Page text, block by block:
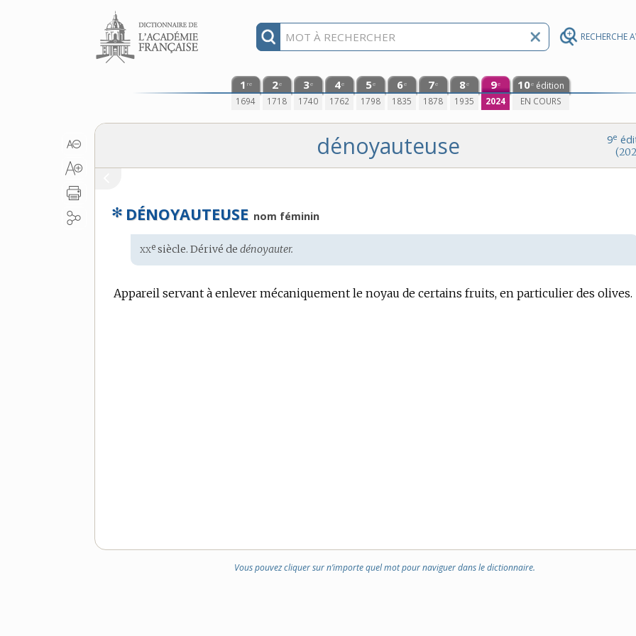
RECHERCHE
Aller au contenu
1 re
1694
2e
1718
3e
1740
4e
1762
5e
1798
6e
1835
7e
1878
8e
1935
9e
2024
10e édition
EN COURS
9e
dénoyauteuse
✻ DÉNOYAUTEUSE nom féminin
Étymologie
:
xxe siècle. Dérivé dedénoyauter.
Appareil servant à enlever mécaniquement le noyau de certains fruits, en particulier des olives.
Vous pouvez cliquer sur n’importe quel mot pour naviguer dans le dictionnaire.